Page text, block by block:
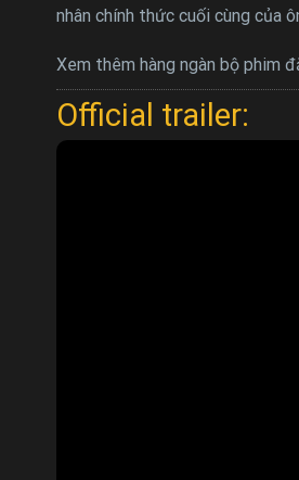
nhân chính thức cuối cùng của
Xem thêm hàng ngàn bộ phim
Official trailer: